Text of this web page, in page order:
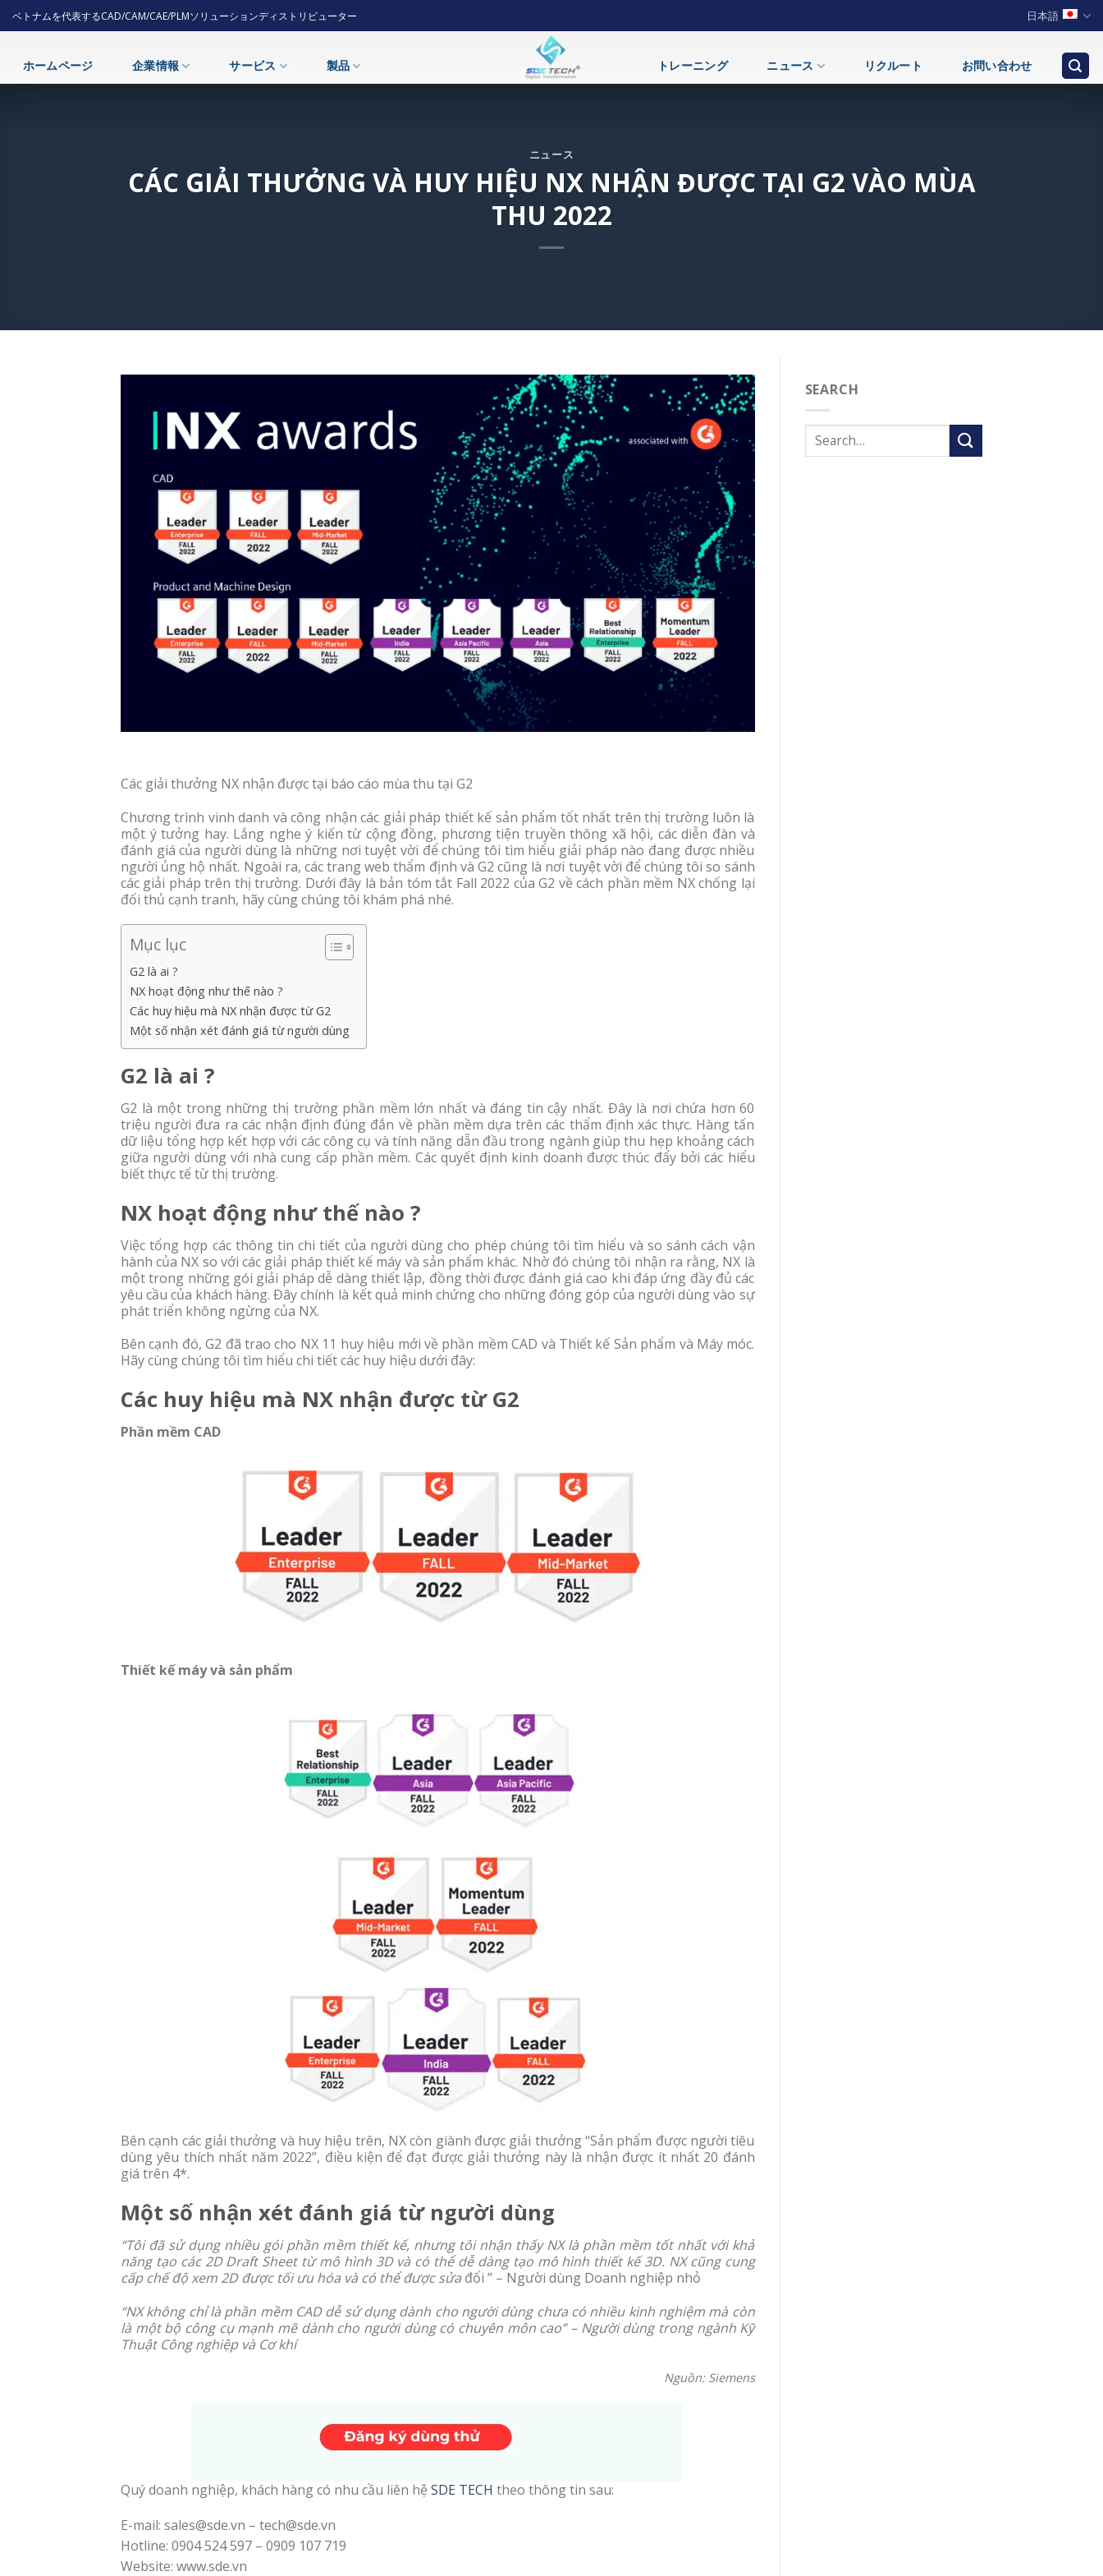
Skip
to
ベトナムを代表するCAD/CAM/CAE/PLMソリューションディストリビューター 日本語
ホームページ 企業情報 サービス 製品 トレーニング ニュース リクルート お問い合わせ
ニュース
CÁC GIẢI THƯỞNG VÀ HUY HIỆU NX NHẬN ĐƯỢC TẠI G2 VÀO MÙA
THU 2022
Các giải thưởng NX nhận được tại báo cáo mùa thu tại G2
Chương trình vinh danh và công nhận các giải pháp thiết kế sản phẩm tốt nhất trên thị trường luôn là
một ý tưởng hay. Lắng nghe ý kiến từ cộng đồng, phương tiện truyền thông xã hội, các diễn đàn và
đánh giá của người dùng là những nơi tuyệt vời để chúng tôi tìm hiểu giải pháp nào đang được nhiều
người ủng hộ nhất. Ngoài ra, các trang web thẩm định và G2 cũng là nơi tuyệt vời để chúng tôi so sánh
các giải pháp trên thị trường. Dưới đây là bản tóm tắt Fall 2022 của G2 về cách phần mềm NX chống lại
đối thủ cạnh tranh, hãy cùng chúng tôi khám phá nhé.
Mục lục
G2 là ai ?
NX hoạt động như thế nào ?
Các huy hiệu mà NX nhận được từ G2
Một số nhận xét đánh giá từ người dùng
G2 là ai ?
G2 là một trong những thị trường phần mềm lớn nhất và đáng tin cậy nhất. Đây là nơi chứa hơn 60
triệu người đưa ra các nhận định đúng đắn về phần mềm dựa trên các thẩm định xác thực. Hàng tấn
dữ liệu tổng hợp kết hợp với các công cụ và tính năng dẫn đầu trong ngành giúp thu hẹp khoảng cách
giữa người dùng với nhà cung cấp phần mềm. Các quyết định kinh doanh được thúc đẩy bởi các hiểu
biết thực tế từ thị trường.
NX hoạt động như thế nào ?
Việc tổng hợp các thông tin chi tiết của người dùng cho phép chúng tôi tìm hiểu và so sánh cách vận
hành của NX so với các giải pháp thiết kế máy và sản phẩm khác. Nhờ đó chúng tôi nhận ra rằng, NX là
một trong những gói giải pháp dễ dàng thiết lập, đồng thời được đánh giá cao khi đáp ứng đầy đủ các
yêu cầu của khách hàng. Đây chính là kết quả minh chứng cho những đóng góp của người dùng vào sự
phát triển không ngừng của NX.
Bên cạnh đó, G2 đã trao cho NX 11 huy hiệu mới về phần mềm CAD và Thiết kế Sản phẩm và Máy móc.
Hãy cùng chúng tôi tìm hiểu chi tiết các huy hiệu dưới đây:
Các huy hiệu mà NX nhận được từ G2
Phần mềm CAD
Thiết kế máy và sản phẩm
Bên cạnh các giải thưởng và huy hiệu trên, NX còn giành được giải thưởng “Sản phẩm được người tiêu
dùng yêu thích nhất năm 2022”, điều kiện để đạt được giải thưởng này là nhận được ít nhất 20 đánh
giá trên 4*.
Một số nhận xét đánh giá từ người dùng
“Tôi đã sử dụng nhiều gói phần mềm thiết kế, nhưng tôi nhận thấy NX là phần mềm tốt nhất với khả
năng tạo các 2D Draft Sheet từ mô hình 3D và có thể dễ dàng tạo mô hình thiết kế 3D. NX cũng cung
cấp chế độ xem 2D được tối ưu hóa và có thể được sửa đổi ” – Người dùng Doanh nghiệp nhỏ
“NX không chỉ là phần mềm CAD dễ sử dụng dành cho người dùng chưa có nhiều kinh nghiệm mà còn
là một bộ công cụ mạnh mẽ dành cho người dùng có chuyên môn cao” – Người dùng trong ngành Kỹ
Thuật Công nghiệp và Cơ khí
Nguồn: Siemens
Quý doanh nghiệp, khách hàng có nhu cầu liên hệ SDE TECH theo thông tin sau:
E-mail: sales@sde.vn – tech@sde.vn
Hotline: 0904 524 597 – 0909 107 719
Website: www.sde.vn
SEARCH